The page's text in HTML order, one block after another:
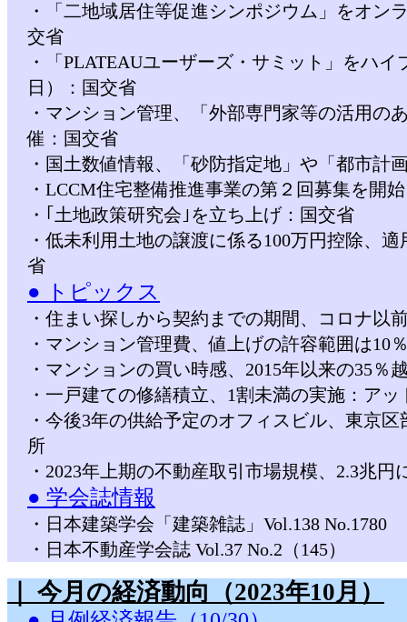
・「二地域居住等促進シンポジウム」をオン
交省
・「PLATEAUユーザーズ・サミット」をハイ
日）：国交省
・マンション管理、「外部専門家等の活用の
催：国交省
・国土数値情報、「砂防指定地」や「都市計
・LCCM住宅整備推進事業の第２回募集を開
・｢土地政策研究会｣を立ち上げ：国交省
・低未利用土地の譲渡に係る100万円控除、
省
● トピックス
・住まい探しから契約までの期間、コロナ以
・マンション管理費、値上げの許容範囲は10
・マンションの買い時感、2015年以来の35％
・一戸建ての修繕積立、1割未満の実施：アッ
・今後3年の供給予定のオフィスビル、東京
所
・2023年上期の不動産取引市場規模、2.3兆
● 学会誌情報
・日本建築学会「建築雑誌」Vol.138 No.1780
・日本不動産学会誌 Vol.37 No.2（145）
｜ 今月の経済動向（2023年10月）